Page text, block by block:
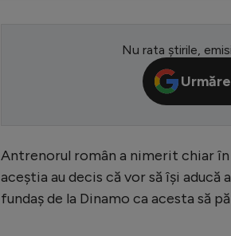
Nu rata știrile,
Antrenorul român a nimerit chiar
aceștia au decis că vor să își aducă
fundaș de la Dinamo ca acesta să